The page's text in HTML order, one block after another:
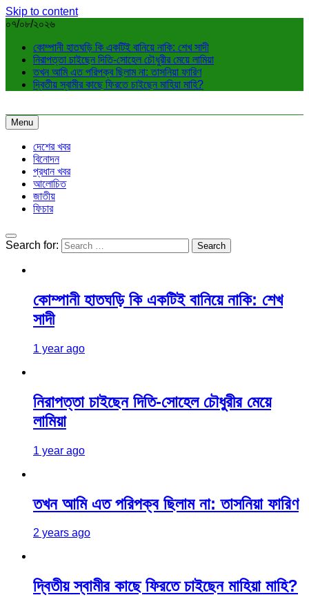
Skip to content
০৭/০৮/২০২৬
কোম্পানী হাতঘড়ি কি একটিই বানিয়ে নাকি: শেখ সাদী
নিরাপত্তা চাইছেন দিতি-সোহেল চৌধুরীর মেয়ে লামিয়া
তখন আমি এত পরিপক্ব ছিলাম না: তাসনিয়া ফারিণ
দ্বিতীয় স্বামীর কাছে ফিরতে চাইছেন মাহিয়া মাহি?
Menu
দেশের খবর
বিনোদন
প্রধান খবর
আলোচিত
জাতীয়
ফিচার
Search for:
কোম্পানী হাতঘড়ি কি একটিই বানিয়ে নাকি: শেখ
সাদী
1 year ago
নিরাপত্তা চাইছেন দিতি-সোহেল চৌধুরীর মেয়ে
লামিয়া
1 year ago
তখন আমি এত পরিপক্ব ছিলাম না: তাসনিয়া ফারিণ
2 years ago
দ্বিতীয় স্বামীর কাছে ফিরতে চাইছেন মাহিয়া মাহি?